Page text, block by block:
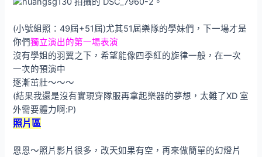
(小號組照：49屆+51屆)尤其51屆樂隊的學妹們，下一場才是
你們獨立演出的第一場表演
沒有學姐的羽翼之下，希望能像四季紅的旋律一般，在一次
一次的預演中
逐漸茁壯～～～
(結果我還是沒有實現穿隊服再拿起樂器的夢想，太難了XD 室
外需要體力啊:P)
照片區
恩恩～照片影片很多，改天如果有空，再來做簡單的幻燈片